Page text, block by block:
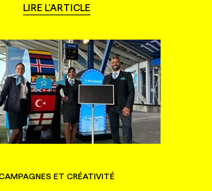
LIRE L'ARTICLE
ET CRÉATIVITÉ